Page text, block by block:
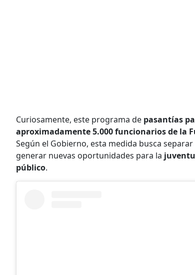
Curiosamente, este programa de pasantías
aproximadamente 5.000 funcionarios de la
Según el Gobierno, esta medida busca
generar nuevas oportunidades para la
público.